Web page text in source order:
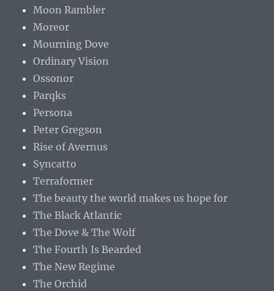
Moon Rambler
Moreor
Mourning Dove
Ordinary Vision
Ossonor
Parqks
Persona
Peter Gregson
Rise of Avernus
Syncatto
Terraformer
The beauty the world makes us hope for
The Black Atlantic
The Dove & The Wolf
The Fourth Is Bearded
The New Regime
The Orchid